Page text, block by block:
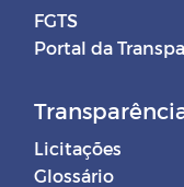
FGTS
Portal da
Licitações
Glossário